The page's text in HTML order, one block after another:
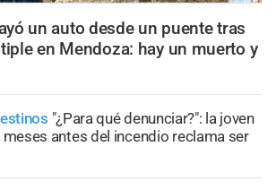
un auto desde un puente tras
en Mendoza: hay un muerto y
"¿Para qué denunciar?": la joven
antes del incendio reclama ser